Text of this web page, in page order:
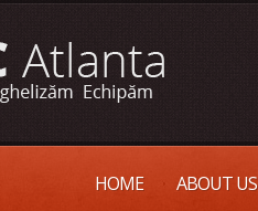
HOME ABOUT US